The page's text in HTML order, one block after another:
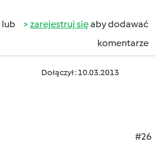
lub zarejestruj sięaby dodawać
komentarze
Dołączył : 10.03.2013
#26